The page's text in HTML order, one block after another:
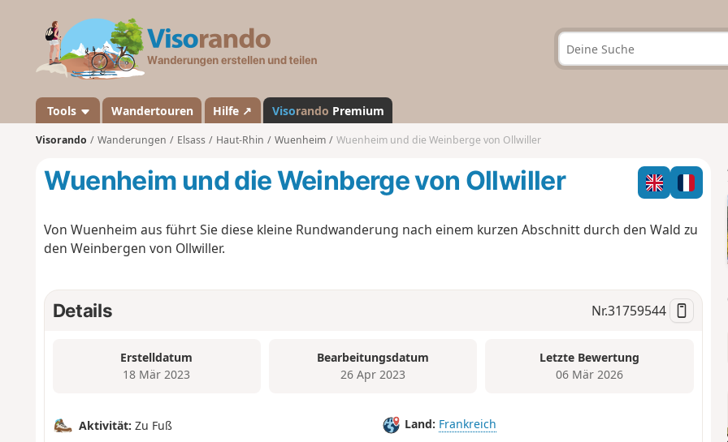
a
n
d
Tools Wandertouren Hilfe ↗ Visorando Premium
Visorando Wanderungen Elsass Haut-Rhin Wuenheim Wuenheim und die Weinberge von Ollwiller
Wuenheim und die Weinberge von Ollwiller
Von Wuenheim aus führt Sie diese kleine Rundwanderung nach einem kurzen Abschnitt durch den Wald zu
den Weinbergen von Ollwiller.
Details Nr.31759544
Erstelldatum
18 Mär 2023
Bearbeitungsdatum
26 Apr 2023
Letzte Bewertung
06 Mär 2026
Aktivität: Zu Fuß
Land: Frankreich